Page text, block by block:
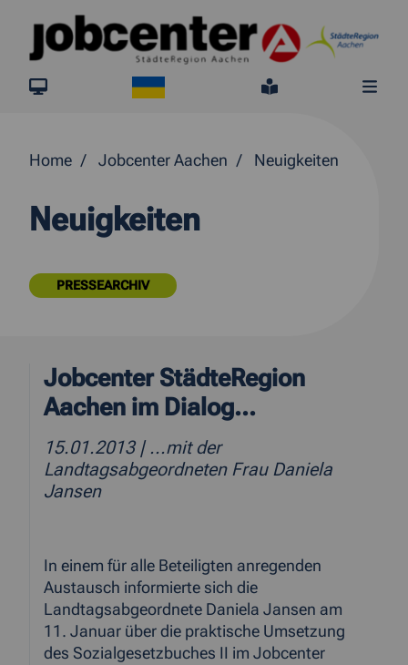
Springe direkt zum Inhalt
jobcenter.digital
Leichte
Home Jobcenter Aachen Neuigkeiten
Neuigkeiten
PRESSEARCHIV
Jobcenter StädteRegion
Aachen im Dialog...
15.01.2013 | ...mit der
Landtagsabgeordneten Frau Daniela
Jansen
In einem für alle Beteiligten anregenden
Austausch informierte sich die
Landtagsabgeordnete Daniela Jansen am
11. Januar über die praktische Umsetzung
des Sozialgesetzbuches II im Jobcenter